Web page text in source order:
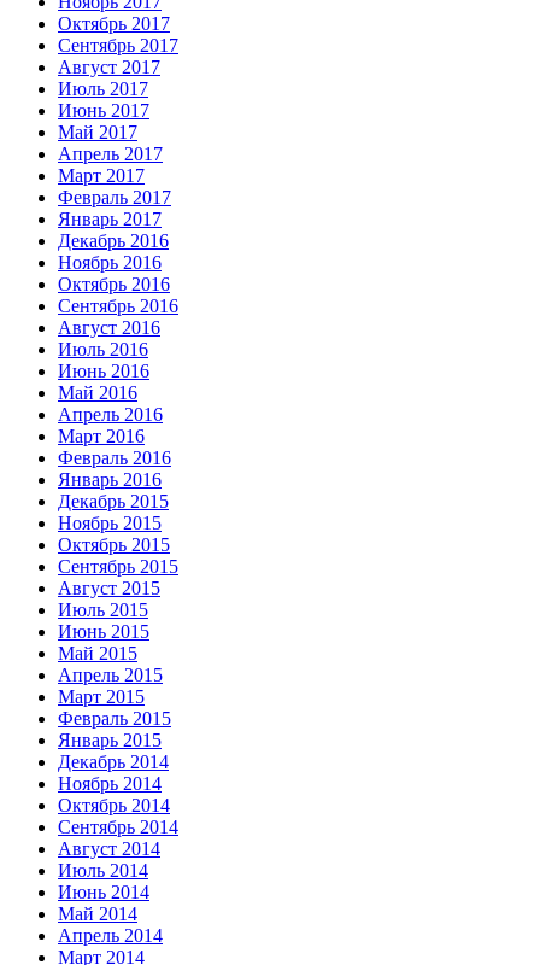
Октябрь 2017
Сентябрь 2017
Август 2017
Июль 2017
Июнь 2017
Май 2017
Апрель 2017
Март 2017
Февраль 2017
Январь 2017
Декабрь 2016
Ноябрь 2016
Октябрь 2016
Сентябрь 2016
Август 2016
Июль 2016
Июнь 2016
Май 2016
Апрель 2016
Март 2016
Февраль 2016
Январь 2016
Декабрь 2015
Ноябрь 2015
Октябрь 2015
Сентябрь 2015
Август 2015
Июль 2015
Июнь 2015
Май 2015
Апрель 2015
Март 2015
Февраль 2015
Январь 2015
Декабрь 2014
Ноябрь 2014
Октябрь 2014
Сентябрь 2014
Август 2014
Июль 2014
Июнь 2014
Май 2014
Апрель 2014
Март 2014